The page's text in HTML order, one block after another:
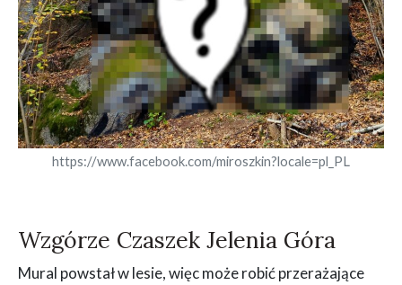
https://www.facebook.com/miroszkin?locale=pl_PL
Wzgórze Czaszek Jelenia Góra
Mural powstał w lesie, więc może robić przerażające